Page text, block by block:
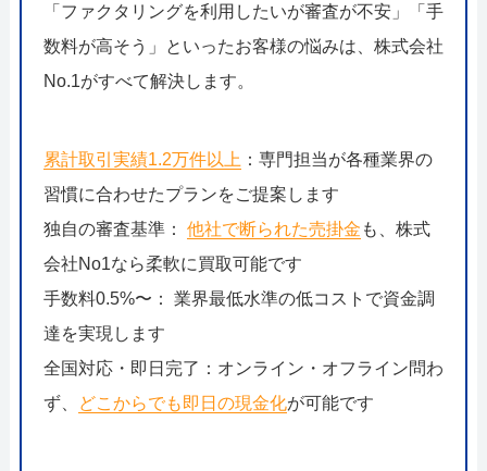
ファクタリングで通りやすい会社は
「ファクタリングを利用したいが審査が不安」「手
数料が高そう」といったお客様の悩みは、株式会社
No.1がすべて解決します。
累計取引実績1.2万件以上 ：専門担当が各種業界の
習慣に合わせたプランをご提案します
独自の審査基準： 他社で断られた売掛金 も、株式
会社No1なら柔軟に買取可能です
手数料0.5%〜： 業界最低水準の低コストで資金調
達を実現します
全国対応・即日完了：オンライン・オフライン問わ
ず、
どこからでも即日の現金化が可能です